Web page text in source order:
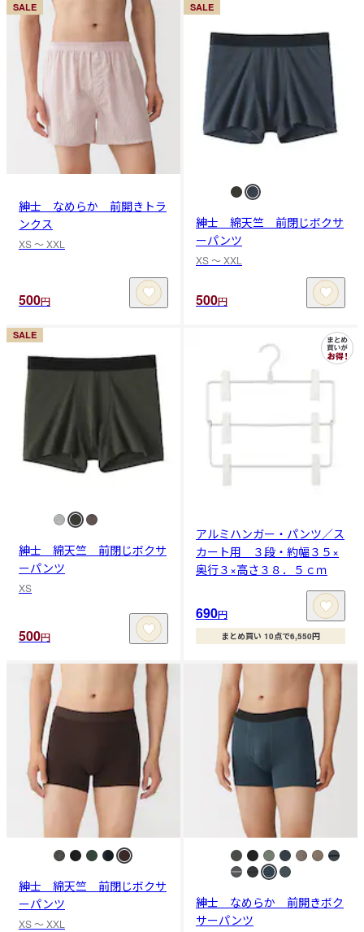
SALE
紳士 なめらか 前開きトラ
ンクス
XS 〜 XXL
500円
SALE
紳士 綿天竺 前閉じボクサ
ーパンツ
XS 〜 XXL
500円
SALE
紳士 綿天竺 前閉じボクサ
ーパンツ
XS
500円
アルミハンガー・パンツ／ス
カート用 ３段・約幅３５×
奥行３×高さ３８．５ｃｍ
690円
まとめ買い 10点で6,550円
紳士 綿天竺 前閉じボクサ
ーパンツ
XS 〜 XXL
紳士 なめらか 前開きボク
サーパンツ